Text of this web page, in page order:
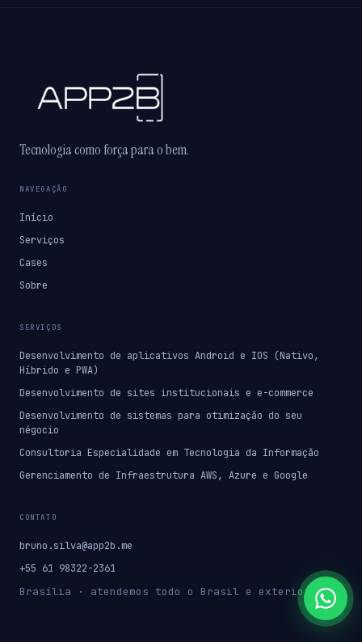
Tecnologia como força para o bem.
NAVEGAÇÃO
Início
Serviços
Cases
Sobre
SERVIÇOS
Desenvolvimento de aplicativos Android e IOS (Nativo,
Híbrido e PWA)
Desenvolvimento de sites institucionais e e-commerce
Desenvolvimento de sistemas para otimização do seu
négocio
Consultoria Especialidade em Tecnologia da Informação
Gerenciamento de Infraestrutura AWS, Azure e Google
CONTATO
bruno.silva@app2b.me
+55 61 98322-2361
Brasília · atendemos todo o Brasil e exterior